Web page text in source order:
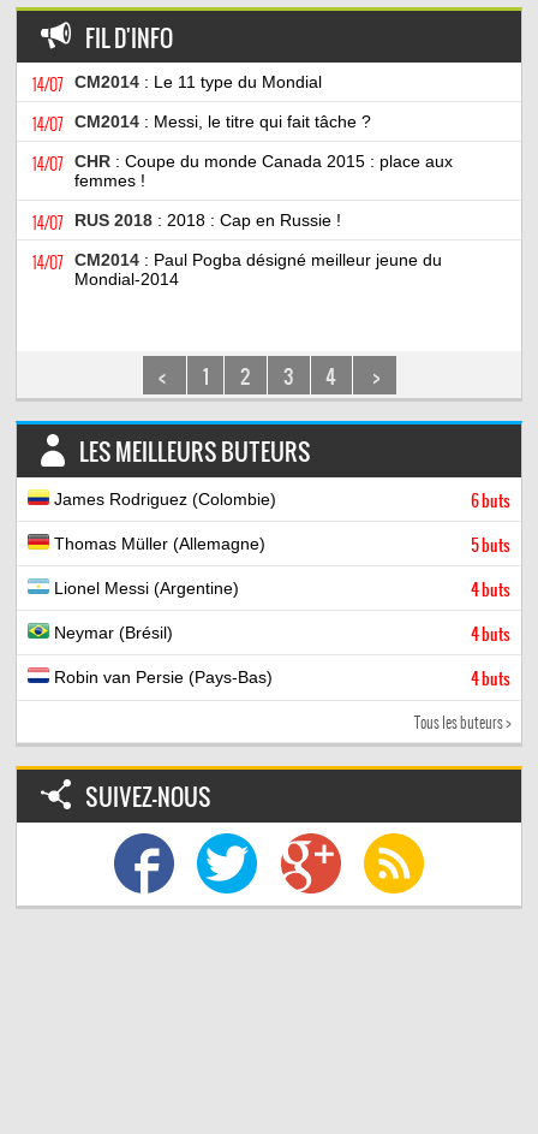
FIL D'INFO
14/07 CM2014 : Le 11 type du Mondial
14/07 CM2014 : Messi, le titre qui fait tâche ?
14/07 CHR : Coupe du monde Canada 2015 : place aux
femmes !
14/07 RUS 2018 : 2018 : Cap en Russie !
14/07 CM2014 : Paul Pogba désigné meilleur jeune du
Mondial-2014
< 1 2 3 4 >
LES MEILLEURS BUTEURS
James Rodriguez (Colombie) 6 buts
Thomas Müller (Allemagne) 5 buts
Lionel Messi (Argentine) 4 buts
Neymar (Brésil) 4 buts
Robin van Persie (Pays-Bas) 4 buts
Tous les buteurs >
SUIVEZ-NOUS